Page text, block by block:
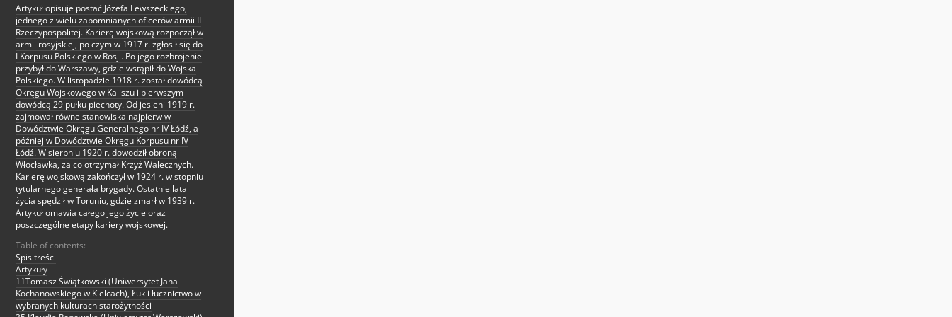
Artykuł opisuje postać Józefa Lewszeckiego,
jednego z wielu zapomnianych oficerów armii II
Rzeczypospolitej. Karierę wojskową rozpoczął w
armii rosyjskiej, po czym w 1917 r. zgłosił się do
I Korpusu Polskiego w Rosji. Po jego rozbrojenie
przybył do Warszawy, gdzie wstąpił do Wojska
Polskiego. W listopadzie 1918 r. został dowódcą
Okręgu Wojskowego w Kaliszu i pierwszym
dowódcą 29 pułku piechoty. Od jesieni 1919 r.
zajmował równe stanowiska najpierw w
Dowództwie Okręgu Generalnego nr IV Łódź, a
później w Dowództwie Okręgu Korpusu nr IV
Łódź. W sierpniu 1920 r. dowodził obroną
Włocławka, za co otrzymał Krzyż Walecznych.
Karierę wojskową zakończył w 1924 r. w stopniu
tytularnego generała brygady. Ostatnie lata
życia spędził w Toruniu, gdzie zmarł w 1939 r.
Artykuł omawia całego jego życie oraz
poszczególne etapy kariery wojskowej.
Table of contents:
Spis treści
Artykuły
11Tomasz Świątkowski (Uniwersytet Jana
Kochanowskiego w Kielcach), Łuk i łucznictwo w
wybranych kulturach starożytności